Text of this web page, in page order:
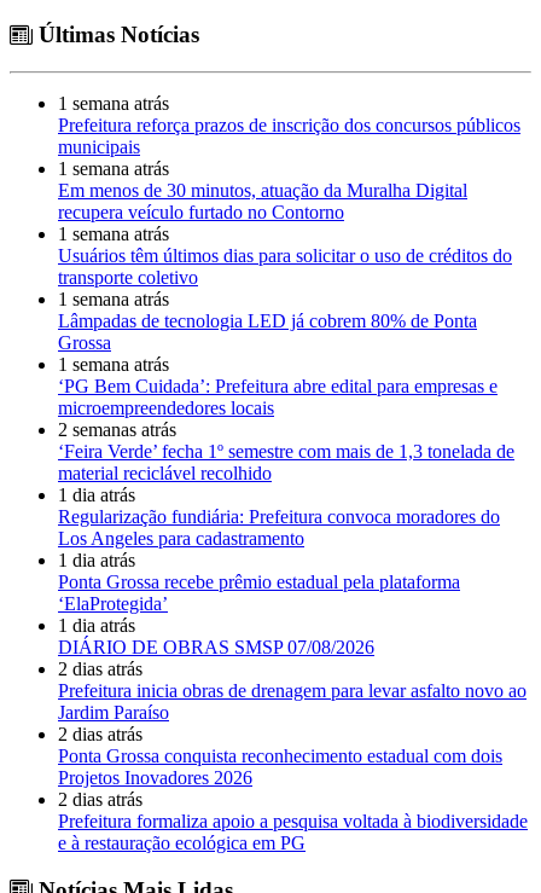
Últimas Notícias
1 semana atrás
Prefeitura reforça prazos de inscrição dos concursos públicos
municipais
1 semana atrás
Em menos de 30 minutos, atuação da Muralha Digital
recupera veículo furtado no Contorno
1 semana atrás
Usuários têm últimos dias para solicitar o uso de créditos do
transporte coletivo
1 semana atrás
Lâmpadas de tecnologia LED já cobrem 80% de Ponta
Grossa
1 semana atrás
‘PG Bem Cuidada’: Prefeitura abre edital para empresas e
microempreendedores locais
2 semanas atrás
‘Feira Verde’ fecha 1º semestre com mais de 1,3 tonelada de
material reciclável recolhido
1 dia atrás
Regularização fundiária: Prefeitura convoca moradores do
Los Angeles para cadastramento
1 dia atrás
Ponta Grossa recebe prêmio estadual pela plataforma
‘ElaProtegida’
1 dia atrás
DIÁRIO DE OBRAS SMSP 07/08/2026
2 dias atrás
Prefeitura inicia obras de drenagem para levar asfalto novo ao
Jardim Paraíso
2 dias atrás
Ponta Grossa conquista reconhecimento estadual com dois
Projetos Inovadores 2026
2 dias atrás
Prefeitura formaliza apoio a pesquisa voltada à biodiversidade
e à restauração ecológica em PG